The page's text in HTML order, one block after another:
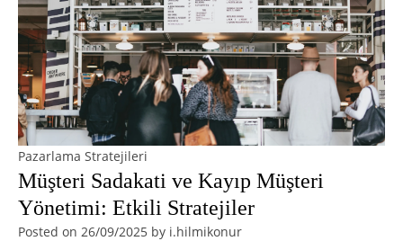
Pazarlama Stratejileri
Müşteri Sadakati ve Kayıp Müşteri
Yönetimi: Etkili Stratejiler
Posted on 26/09/2025 by i.hilmikonur